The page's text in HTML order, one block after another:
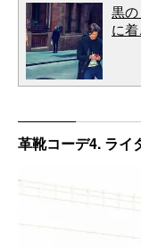
黒
に
革靴コーデ4. ライ